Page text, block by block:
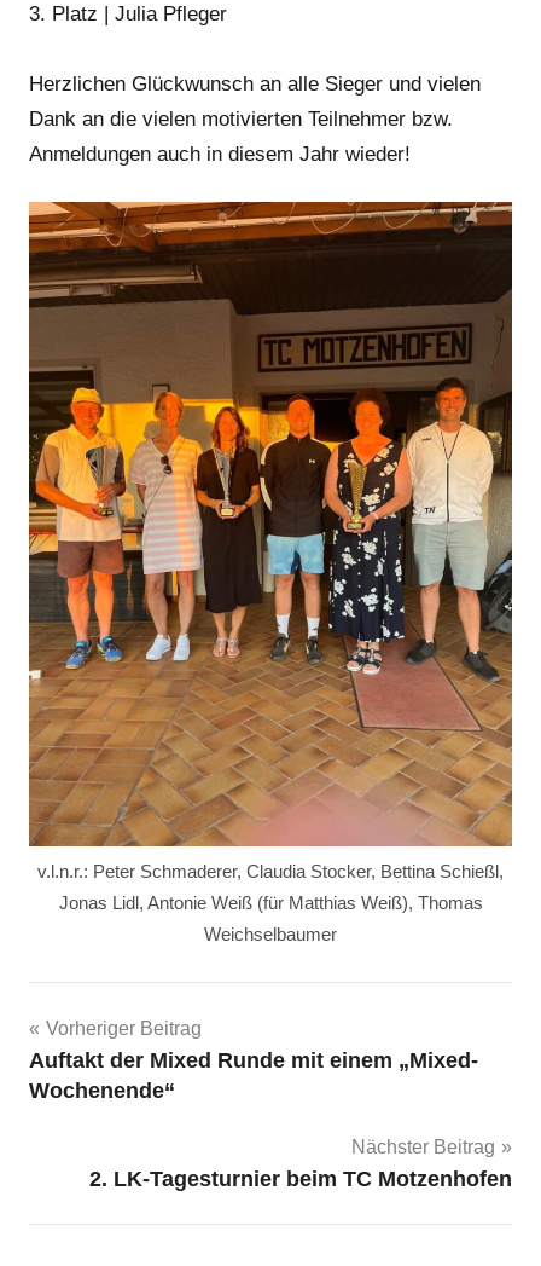
3. Platz | Julia Pfleger
Herzlichen Glückwunsch an alle Sieger und vielen
Dank an die vielen motivierten Teilnehmer bzw.
Anmeldungen auch in diesem Jahr wieder!
v.l.n.r.: Peter Schmaderer, Claudia Stocker, Bettina Schießl,
Jonas Lidl, Antonie Weiß (für Matthias Weiß), Thomas
Weichselbaumer
Beitragsnavigation
Vorheriger Beitrag
Auftakt der Mixed Runde mit einem „Mixed-
Wochenende“
Nächster Beitrag
2. LK-Tagesturnier beim TC Motzenhofen